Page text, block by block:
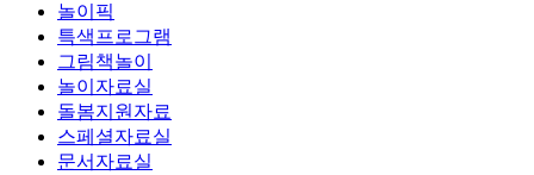
놀이픽
특색프로그램
그림책놀이
놀이자료실
돌봄지원자료
스페셜자료실
문서자료실